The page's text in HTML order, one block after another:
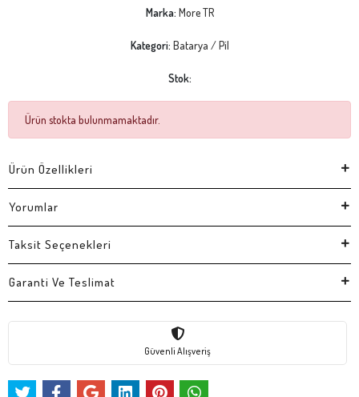
Marka: More TR
Kategori: Batarya / Pil
Stok:
Ürün stokta bulunmamaktadır.
Ürün Özellikleri
Yorumlar
Taksit Seçenekleri
Garanti Ve Teslimat
Güvenli Alışveriş